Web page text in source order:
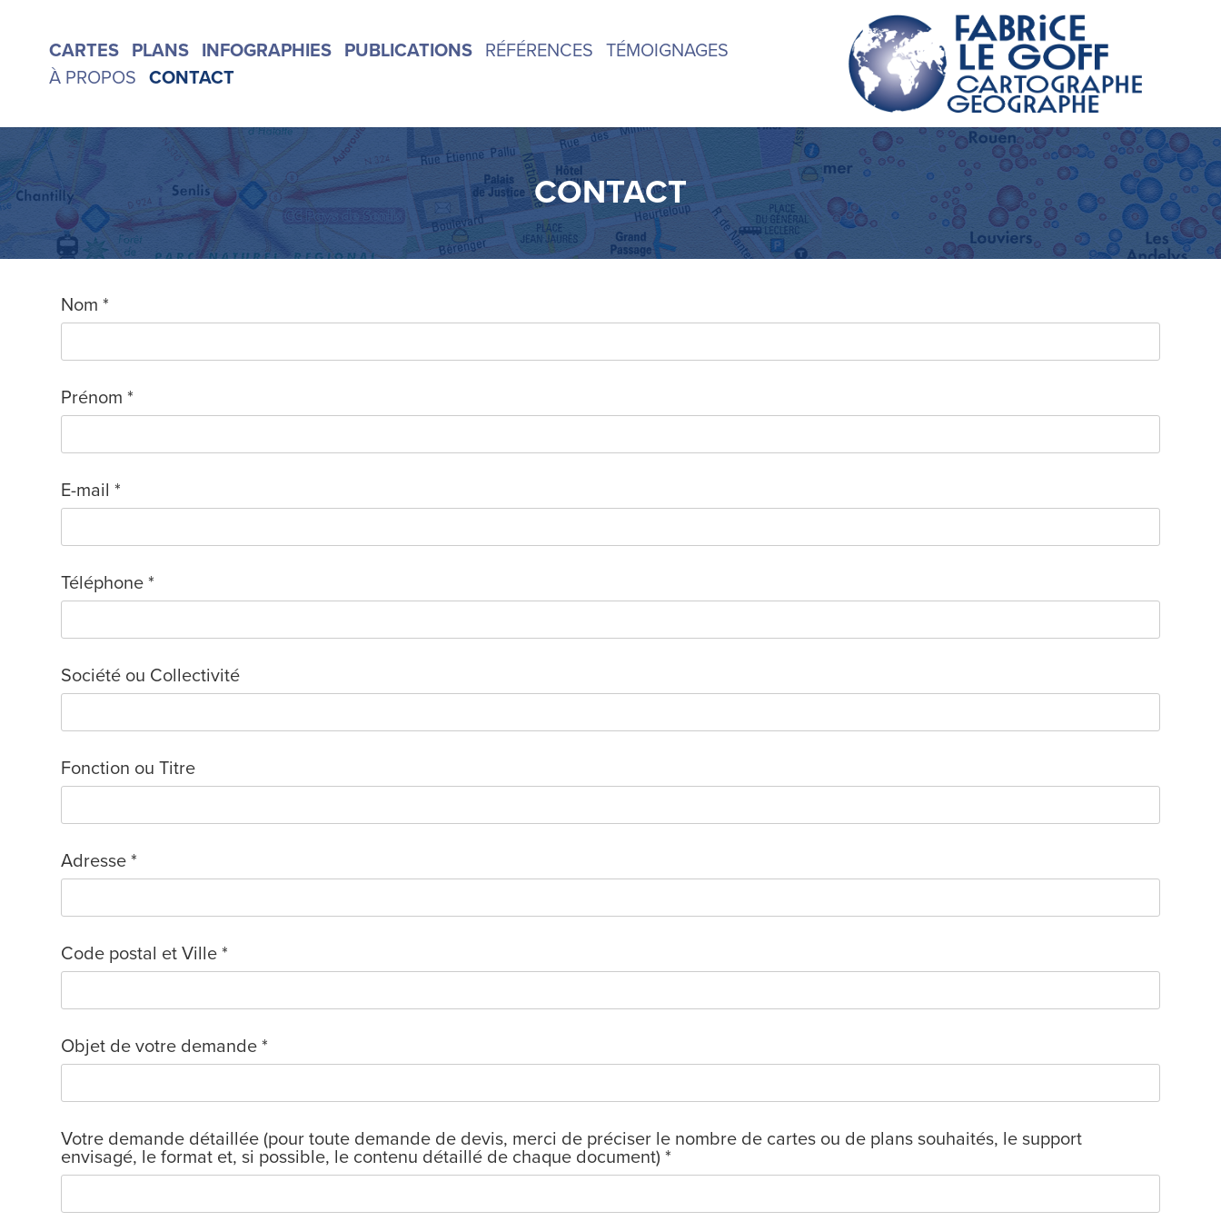
CARTES PLANS INFOGRAPHIES PUBLICATIONS RÉFÉRENCES TÉMOIGNAGES
À PROPOS CONTACT
CONTACT
CONTACT
Nom *
Prénom *
E-mail *
Téléphone *
Société ou Collectivité
Fonction ou Titre
Adresse *
Code postal et Ville *
Objet de votre demande *
Votre demande détaillée (pour toute demande de devis, merci de préciser le nombre de cartes ou de plans souhaités, le support
envisagé, le format et, si possible, le contenu détaillé de chaque document) *